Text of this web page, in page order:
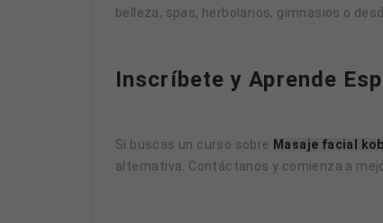
belleza, spas, herbolarios, gimnasios o
Inscríbete y Aprende
Si buscas un curso sobre Masaje facial
alternativa. Contáctanos y comienza a